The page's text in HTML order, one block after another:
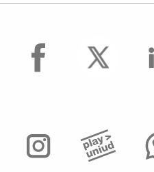
facebook